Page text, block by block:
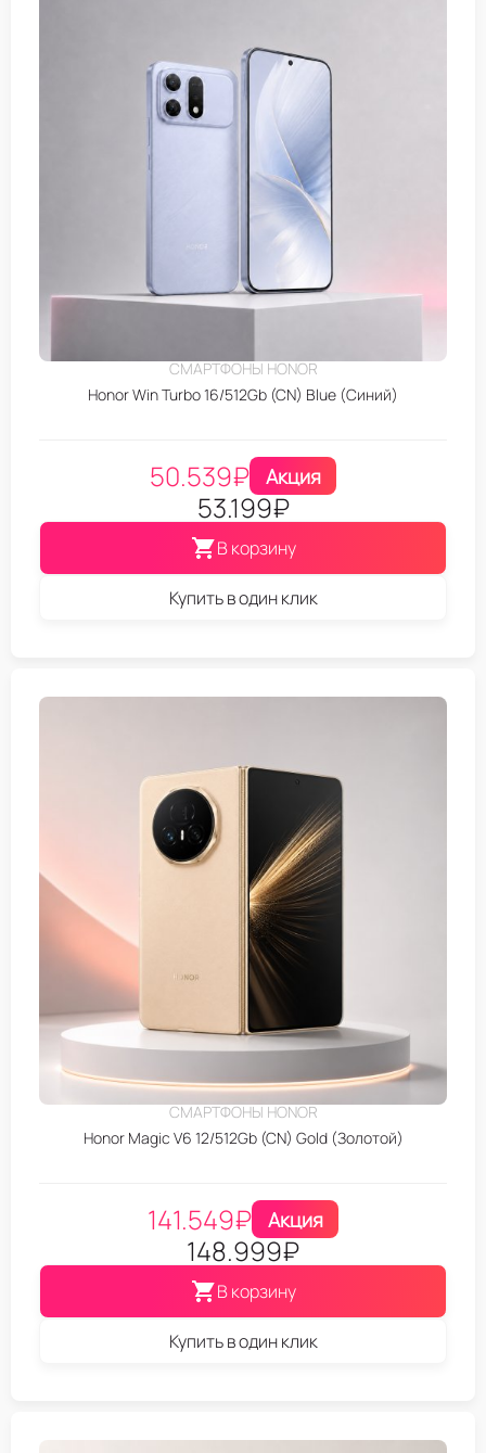
СМАРТФОНЫ HONOR
Honor Win Turbo 16/512Gb (CN) Blue (Синий)
50.539₽ Акция
53.199₽
В корзину
Купить в один клик
СМАРТФОНЫ HONOR
Honor Magic V6 12/512Gb (CN) Gold (Золотой)
141.549₽ Акция
148.999₽
В корзину
Купить в один клик